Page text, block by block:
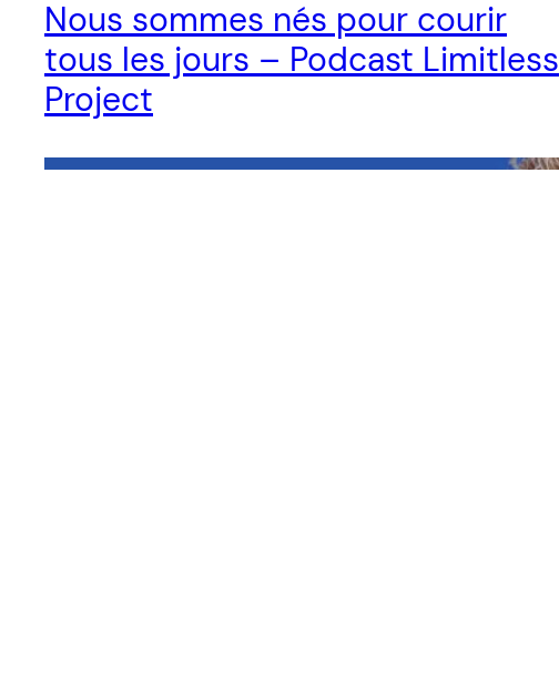
Nous sommes nés pour courir
tous les jours – Podcast Limitless
Project